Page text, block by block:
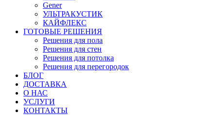
Gener
УЛЬТРАКУСТИК
КАЙФЛЕКС
ГОТОВЫЕ РЕШЕНИЯ
Решения для пола
Решения для стен
Решения для потолка
Решения для перегородок
БЛОГ
ДОСТАВКА
О НАС
УСЛУГИ
КОНТАКТЫ